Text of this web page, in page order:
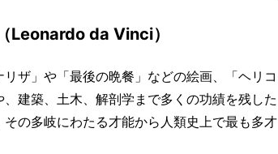
Leonardo da Vinci）
ザ」や「最後の晩餐」などの絵画、「ヘリコ
建築、土木、解剖学まで多くの功績を残した
の多岐にわたる才能から人類史上で最も多才